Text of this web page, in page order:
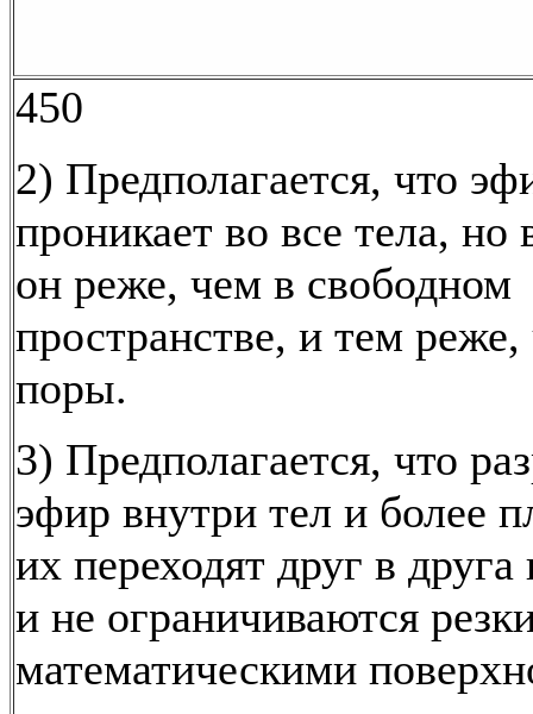
450
2) Предполагается, что
проникает во все тела, но
он реже, чем в свободном
пространстве, и тем
поры.
3) Предполагается, что
эфир внутри тел и более
их переходят друг в
и не ограничиваются
математическими